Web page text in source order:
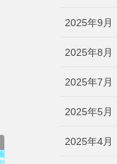
2025年9月
2025年8月
2025年7月
2025年5月
2025年4月